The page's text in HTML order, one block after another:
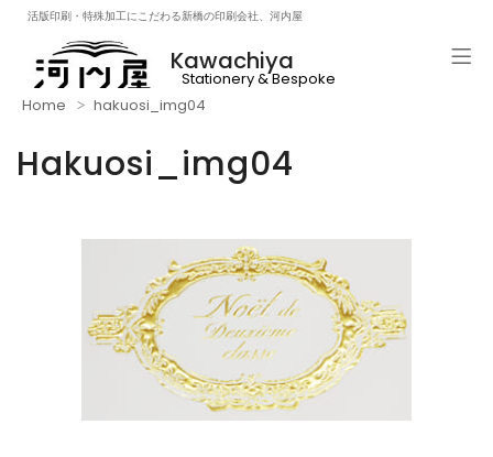
活版印刷・特殊加工にこだわる新橋の印刷会社、河内屋
Kawachiya
Stationery & Bespoke
Printng & Craft Beer!!
Home hakuosi_img04
Hakuosi_img04